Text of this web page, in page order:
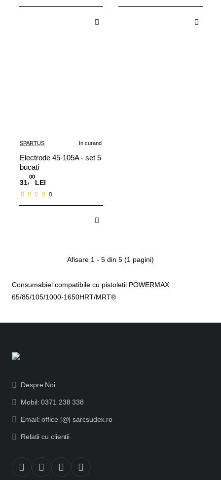
Consumabiel compatibile cu pistoletii POWERMAX
65/85/105/1000-1650HRT/MRT®
SPARTUS In curand
Electrode 45-105A - set 5
bucati
31,
00
LEI
Afisare 1 - 5 din 5 (1 pagini)
Despre Noi
Mobil: 0371 238 338
Email: office [@] sarcsudex.ro
Relatii cu clientii